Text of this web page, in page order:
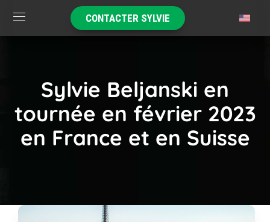
CONTACTER SYLVIE
Sylvie Beljanski en
tournée en février 2023
en France et en Suisse